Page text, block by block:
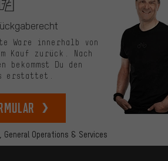
General Operations & Services
Ware innerhalb von
Kauf zurück. Nach
bekommst Du den
erstattet.